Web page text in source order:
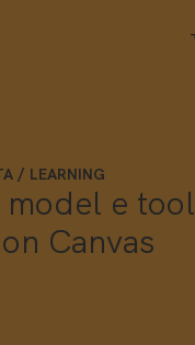
LEARNING
model e
Canvas